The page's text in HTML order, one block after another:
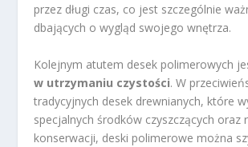
przez długi czas, co jest szczególnie
dbających o wygląd swojego wnętrza.
Kolejnym atutem desek polimerowych
w utrzymaniu czystości. W
tradycyjnych desek drewnianych, które
specjalnych środków czyszczących oraz
konserwacji, deski polimerowe można